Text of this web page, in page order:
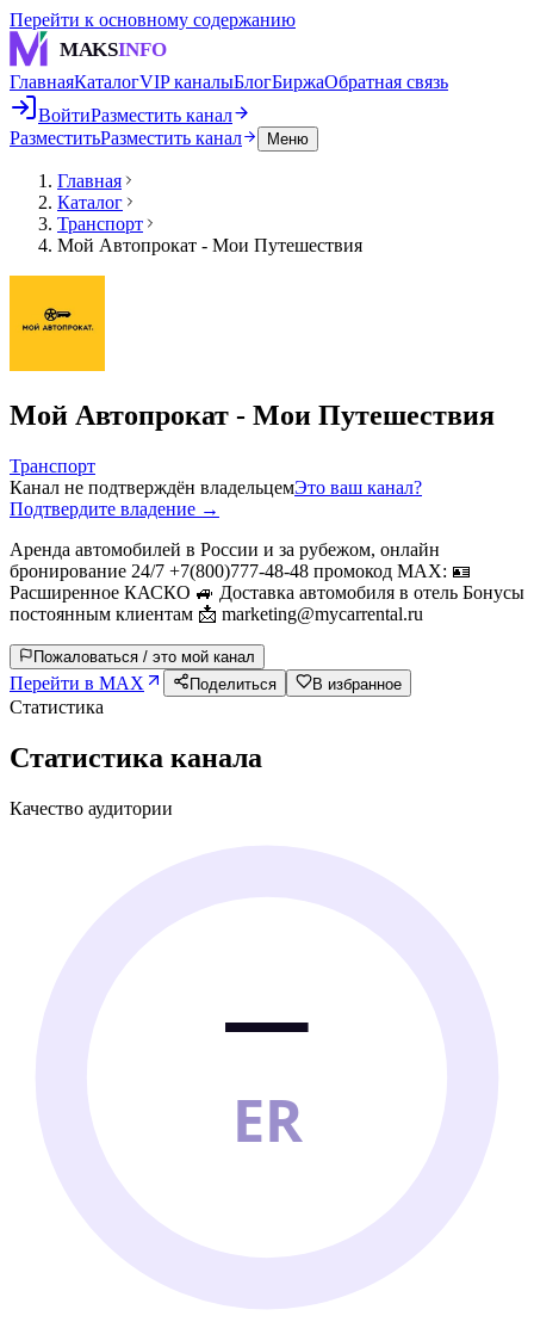
Перейти к основному содержанию
MAKSINFO
ГлавнаяКаталогVIP каналыБлогБиржаОбратная связь
ВойтиРазместить канал
РазместитьРазместить канал Меню
Главная
Каталог
Транспорт
Мой Автопрокат - Мои Путешествия
Мой Автопрокат - Мои Путешествия
Транспорт
Канал не подтверждён владельцемЭто ваш канал?
Подтвердите владение →
Аренда автомобилей в России и за рубежом, онлайн
бронирование 24/7 +7(800)777-48-48 промокод МАХ: 🪪
Расширенное КАСКО 🚙 Доставка автомобиля в отель Бонусы
постоянным клиентам 📩 marketing@mycarrental.ru
Пожаловаться / это мой канал
Перейти в MAX Поделиться В избранное
Статистика
Статистика канала
Качество аудитории
—
ER